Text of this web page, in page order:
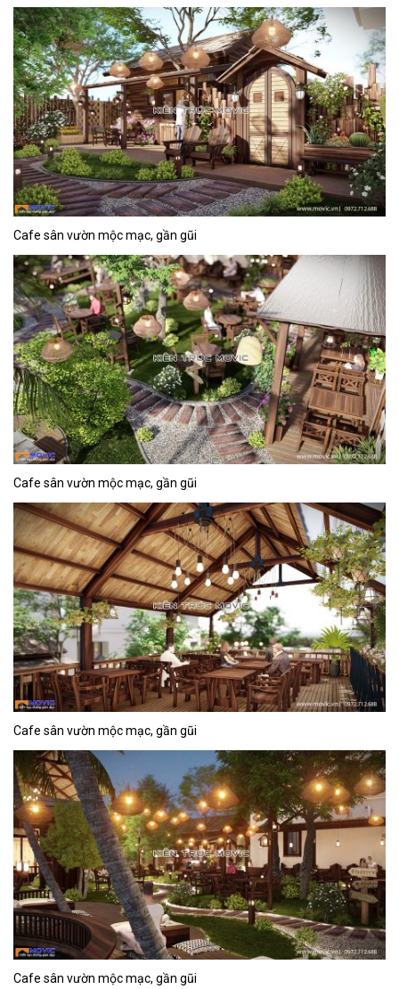
Cafe sân vườn mộc mạc, gần gũi
Cafe sân vườn mộc mạc, gần gũi
Cafe sân vườn mộc mạc, gần gũi
Cafe sân vườn mộc mạc, gần gũi